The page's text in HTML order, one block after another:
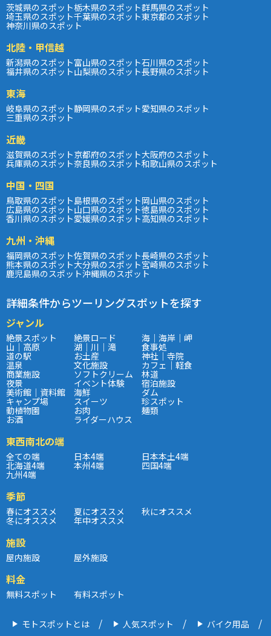
茨城県のスポット栃木県のスポット群馬県のスポット
埼玉県のスポット千葉県のスポット東京都のスポット
神奈川県のスポット
北陸・甲信越
新潟県のスポット富山県のスポット石川県のスポット
福井県のスポット山梨県のスポット長野県のスポット
東海
岐阜県のスポット静岡県のスポット愛知県のスポット
三重県のスポット
近畿
滋賀県のスポット京都府のスポット大阪府のスポット
兵庫県のスポット奈良県のスポット和歌山県のスポット
中国・四国
鳥取県のスポット島根県のスポット岡山県のスポット
広島県のスポット山口県のスポット徳島県のスポット
香川県のスポット愛媛県のスポット高知県のスポット
九州・沖縄
福岡県のスポット佐賀県のスポット長崎県のスポット
熊本県のスポット大分県のスポット宮崎県のスポット
鹿児島県のスポット沖縄県のスポット
詳細条件からツーリングスポットを探す
ジャンル
絶景スポット 絶景ロード 海｜海岸｜岬
山｜高原 湖｜川｜滝 食事処
道の駅 お土産 神社｜寺院
温泉 文化施設 カフェ｜軽食
商業施設 ソフトクリーム 林道
夜景 イベント体験 宿泊施設
美術館｜資料館 海鮮 ダム
キャンプ場 スイーツ 珍スポット
動植物園 お肉 麺類
お酒 ライダーハウス
東西南北の端
全ての端 日本4端 日本本土4端
北海道4端 本州4端 四国4端
九州4端
季節
春にオススメ 夏にオススメ 秋にオススメ
冬にオススメ 年中オススメ
施設
屋内施設 屋外施設
料金
無料スポット 有料スポット
モトスポットとは 人気スポット バイク用品